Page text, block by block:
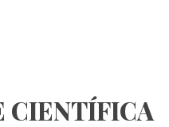
CIENTÍFICA